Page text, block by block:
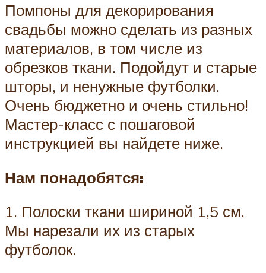
Помпоны для декорирования
свадьбы можно сделать из разных
материалов, в том числе из
обрезков ткани. Подойдут и старые
шторы, и ненужные футболки.
Очень бюджетно и очень стильно!
Мастер-класс с пошаговой
инструкцией вы найдете ниже.
Нам понадобятся:
1. Полоски ткани шириной 1,5 см.
Мы нарезали их из старых
футболок.